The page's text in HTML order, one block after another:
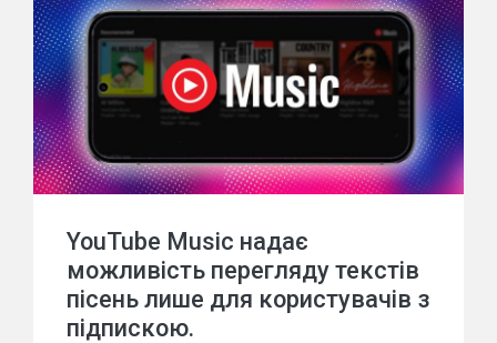
YouTube Music надає
можливість перегляду текстів
пісень лише для користувачів з
підпискою.